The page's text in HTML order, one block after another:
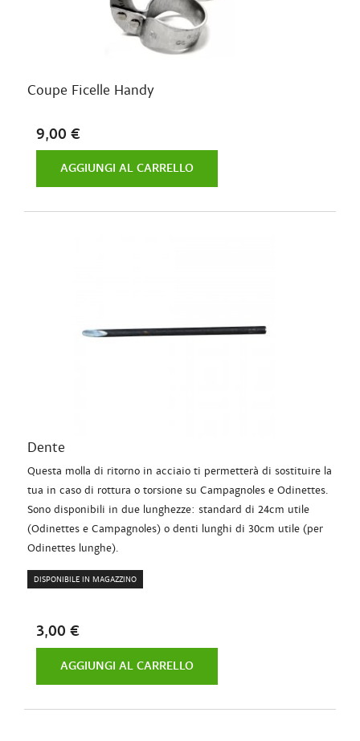
Coupe Ficelle Handy
9,00 €
AGGIUNGI AL CARRELLO
Dente
Questa molla di ritorno in acciaio ti permetterà di sostituire la
tua in caso di rottura o torsione su Campagnoles e Odinettes.
Sono disponibili in due lunghezze: standard di 24cm utile
(Odinettes e Campagnoles) o denti lunghi di 30cm utile (per
Odinettes lunghe).
DISPONIBILE IN MAGAZZINO
3,00 €
AGGIUNGI AL CARRELLO